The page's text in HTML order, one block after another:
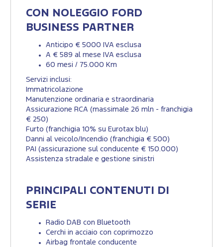
CON NOLEGGIO FORD
BUSINESS PARTNER
Anticipo € 5000 IVA esclusa
A € 589 al mese IVA esclusa
60 mesi / 75.000 Km
Servizi inclusi:
Immatricolazione
Manutenzione ordinaria e straordinaria
Assicurazione RCA (massimale 26 mln - franchigia
€ 250)
Furto (franchigia 10% su Eurotax blu)
Danni al veicolo/Incendio (franchigia € 500)
PAI (assicurazione sul conducente € 150.000)
Assistenza stradale e gestione sinistri
PRINCIPALI CONTENUTI DI
SERIE
Radio DAB con Bluetooth
Cerchi in acciaio con coprimozzo
Airbag frontale conducente